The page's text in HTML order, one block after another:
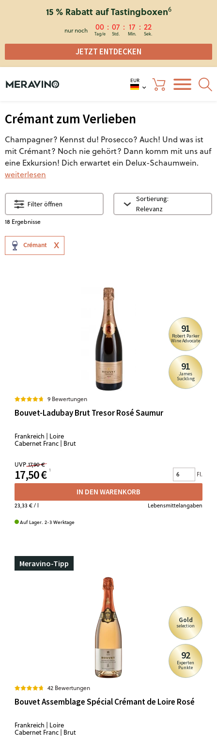
15 % Rabatt auf Tastingboxen6
nur noch 00 07 17 21
JETZT ENTDECKEN
EUR
Crémant zum Verlieben
Champagner? Kennst du! Prosecco? Auch! Und was ist
mit Crémant? Noch nie gehört? Dann komm mit uns auf
eine Exkursion! Dich erwartet ein Delux-Schaumwein.
weiterlesen
Filter öffnen
Sortierung:
Relevanz
18 Ergebnisse
Crémant
91
Robert Parker
Wine Advocate
91
James
Suckling
9 Bewertungen
Bouvet-Ladubay Brut Tresor Rosé Saumur
Frankreich | Loire
Cabernet Franc | Brut
UVP 17,90 €
17,50 € Fl.
IN DEN WARENKORB
23,33 €/ l Lebensmittelangaben
Auf Lager. 2-3 Werktage
Meravino-Tipp
Gold
selection
92
Experten
Punkte
42 Bewertungen
Bouvet Assemblage Spécial Crémant de Loire Rosé
Frankreich | Loire
Cabernet Franc | Brut